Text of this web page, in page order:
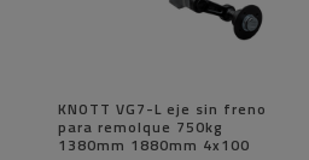
KNOTT VG7-L eje sin freno
para remolque 750kg
1380mm 1880mm 4x100